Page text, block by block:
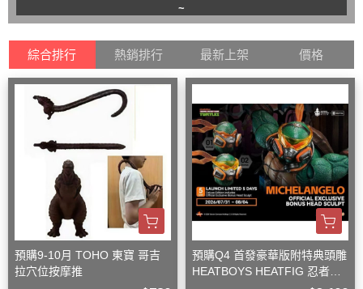
~
綜合排行 熱銷排行 最新上架 價格
預購9-10月 TOHO 東寶 哥吉
拉穴位按摩推
預購Q4 首發豪華版附特典頭雕
HEATBOYS HEATFIG 忍者龜